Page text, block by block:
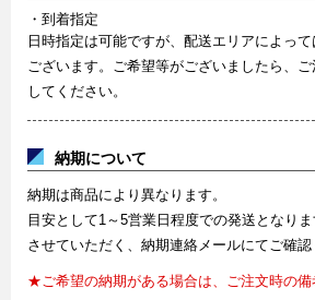
・到着指定
日時指定は可能ですが、配送エリアによっ
ございます。ご希望等がございましたら、
してください。
納期について
納期は商品により異なります。
目安として1～5営業日程度での発送となり
させていただく、納期連絡メールにてご確認
★ご希望の納期がある場合は、ご注文時の備